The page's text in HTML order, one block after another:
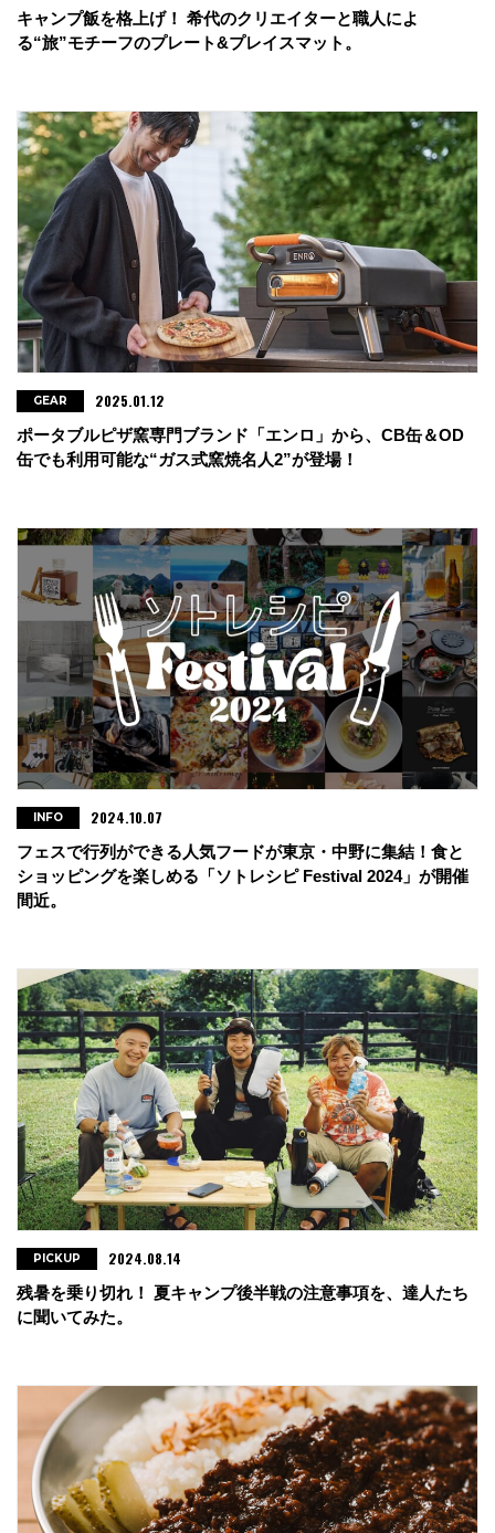
キャンプ飯を格上げ！ 希代のクリエイターと職人によ
る“旅”モチーフのプレート&プレイスマット。
ポータブルピザ窯専門ブランド「エンロ」から、CB缶＆OD
缶でも利用可能な“ガス式窯焼名人2”が登場！
GEAR 2025.01.12
フェスで行列ができる人気フードが東京・中野に集結！食と
ショッピングを楽しめる「ソトレシピ Festival 2024」が開催
間近。
INFO 2024.10.07
残暑を乗り切れ！ 夏キャンプ後半戦の注意事項を、達人たち
に聞いてみた。
PICKUP 2024.08.14